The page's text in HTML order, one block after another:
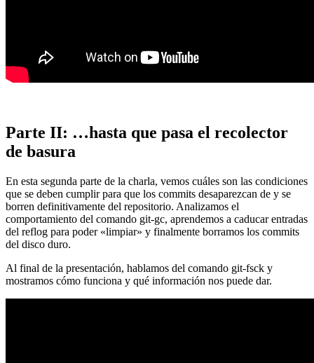
Parte II: …hasta que pasa el recolector
de basura
En esta segunda parte de la charla, vemos cuáles son las condiciones
que se deben cumplir para que los commits desaparezcan de y se
borren definitivamente del repositorio. Analizamos el
comportamiento del comando git-gc, aprendemos a caducar entradas
del reflog para poder «limpiar» y finalmente borramos los commits
del disco duro.
Al final de la presentación, hablamos del comando git-fsck y
mostramos cómo funciona y qué información nos puede dar.